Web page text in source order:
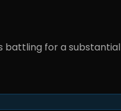
battling for a substantial